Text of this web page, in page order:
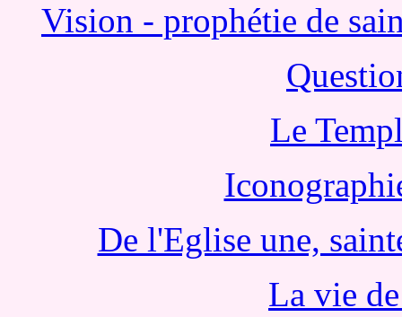
Vision - prophétie de
Le
De l'Eglise une,
La vie